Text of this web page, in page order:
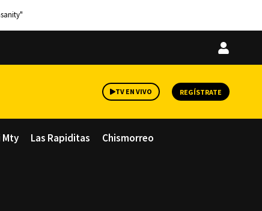
Iniciar
TV EN VIVO REGÍSTRATE
Mty Las Rapiditas Chismorreo